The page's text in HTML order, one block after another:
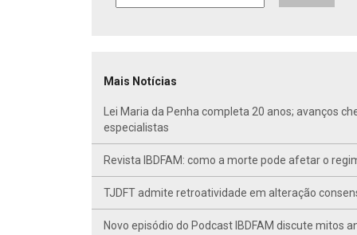
Mais Notícias
Lei Maria da Penha completa 20 anos; avanços
especialistas
Revista IBDFAM: como a morte pode afetar o
TJDFT admite retroatividade em alteração
Novo episódio do Podcast IBDFAM discute mitos